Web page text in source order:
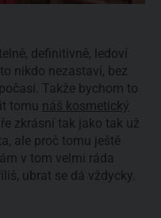
definitivně, ledoví
nikdo nezastaví, bez
Takže bychom to
tomu náš kosmetický
zkrásní tak jako tak už
ale proč tomu ještě
v tom velmi ráda
ubrat se dá vždycky.